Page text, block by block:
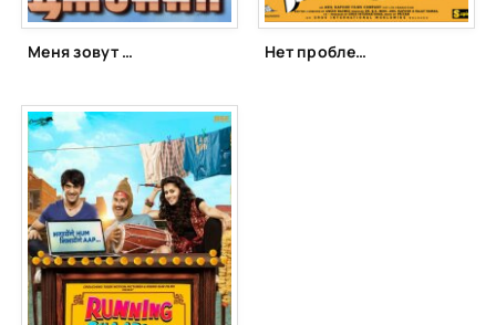
Меня зовут Джонни (1970) Нет проблем (2010)